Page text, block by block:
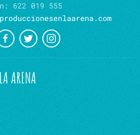
622 019 555
ARENA